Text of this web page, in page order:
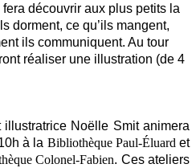
fera découvrir aux plus petits la
dorment, ce qu’ils mangent,
ils communiquent. Au tour
réaliser une illustration (de 4
illustratrice Noëlle Smit animera
à la Bibliothèque Paul-Éluard et
Colonel-Fabien. Ces ateliers